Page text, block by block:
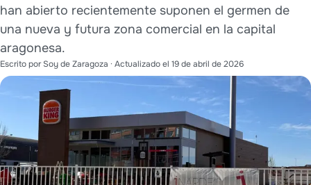
han abierto recientemente suponen el germen de
una nueva y futura zona comercial en la capital
aragonesa.
Escrito porSoy de Zaragoza · Actualizado el 19 de abril de 2026